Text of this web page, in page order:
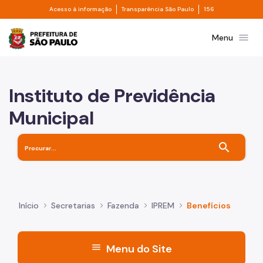
Pular para o Conteúdo principal
Acesso à informação Divisor de acesso à informação
Transparência São Paulo Divisor de
156
Prefeitura de São PauloMenu menu
Instituto de Previdência
Municipal
search
Início Secretarias Fazenda IPREM Benefícios
menu Menu do Site